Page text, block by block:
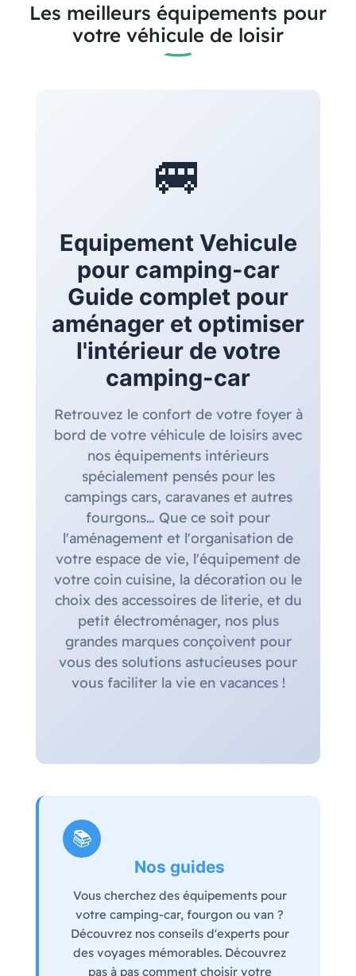
Les meilleurs équipements pour
votre véhicule de loisir
🚐
Equipement Vehicule
pour camping-car
Guide complet pour
aménager et optimiser
l'intérieur de votre
camping-car
Retrouvez le confort de votre foyer à
bord de votre véhicule de loisirs avec
nos équipements intérieurs
spécialement pensés pour les
campings cars, caravanes et autres
fourgons… Que ce soit pour
l'aménagement et l'organisation de
votre espace de vie, l'équipement de
votre coin cuisine, la décoration ou le
choix des accessoires de literie, et du
petit électroménager, nos plus
grandes marques conçoivent pour
vous des solutions astucieuses pour
vous faciliter la vie en vacances !
📚
Nos guides
Vous cherchez des équipements pour
votre camping-car, fourgon ou van ?
Découvrez nos conseils d'experts pour
des voyages mémorables. Découvrez
pas à pas comment choisir votre